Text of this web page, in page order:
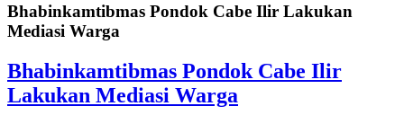
Bhabinkamtibmas Pondok Cabe Ilir Lakukan
Mediasi Warga
Bhabinkamtibmas Pondok Cabe Ilir
Lakukan Mediasi Warga